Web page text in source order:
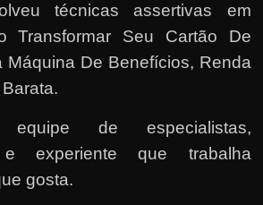
técnicas assertivas em
Transformar Seu Cartão De
Máquina De Benefícios, Renda
de especialistas,
e experiente que trabalha
gosta.